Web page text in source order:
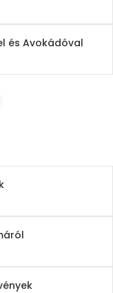
és Avokádóval